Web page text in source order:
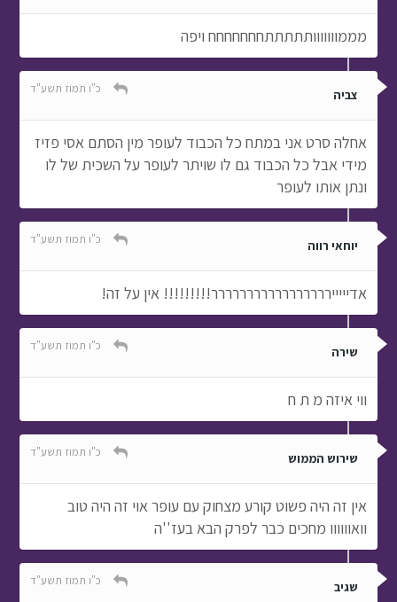
מממווווווותתתתתחחחחחחח ויפה
צביה כ"ו תמוז תשע"ד
אחלה סרט אני במתח כל הכבוד לעופר מין הסתם אסי פזיז
מידי אבל כל הכבוד גם לו שויתר לעופר על השכית של לו
ונתן אותו לעופר
יוחאי רווה כ"ו תמוז תשע"ד
אדיייייררררררררררררררררר!!!!!!!!! אין על זה!
שירה כ"ו תמוז תשע"ד
ווי איזה מ ת ח
שירוש הממוש כ"ו תמוז תשע"ד
אין זה היה פשוט קורע מצחוק עם עופר אוי זה היה טוב
וואוווווו מחכים כבר לפרק הבא בעז''ה
שגיב כ"ו תמוז תשע"ד